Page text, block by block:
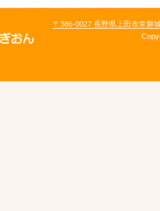
〒386-0027 長野県上田市常磐